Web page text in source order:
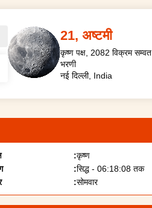
21, अष्टमी
कृष्ण पक्ष, 2082 विक्रम सम्वत
भरणी
नई दिल्ली, India
कृष्ण
सिद्ध - 06:18:08 तक
सोमवार